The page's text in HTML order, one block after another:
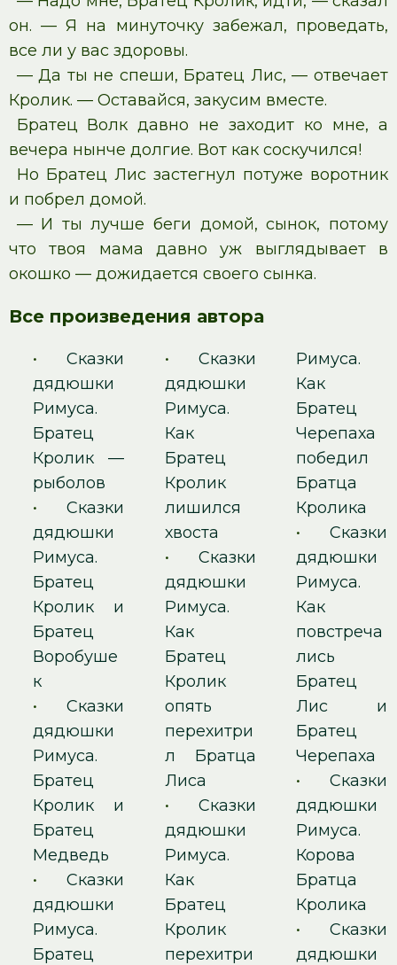
он. — Я на минуточку забежал, проведать,
все ли у вас здоровы.
— Да ты не спеши, Братец Лис, — отвечает
Кролик. — Оставайся, закусим вместе.
Братец Волк давно не заходит ко мне, а
вечера нынче долгие. Вот как соскучился!
Но Братец Лис застегнул потуже воротник
и побрел домой.
— И ты лучше беги домой, сынок, потому
что твоя мама давно уж выглядывает в
окошко — дожидается своего сынка.
Все произведения автора
• Сказки
дядюшки
Римуса.
Братец
Кролик —
рыболов
• Сказки
дядюшки
Римуса.
Братец
Кролик и
Братец
Воробуше
к
• Сказки
дядюшки
Римуса.
Братец
Кролик и
Братец
Медведь
• Сказки
дядюшки
Римуса.
Братец
• Сказки
дядюшки
Римуса.
Как
Братец
Кролик
лишился
хвоста
• Сказки
дядюшки
Римуса.
Как
Братец
Кролик
опять
перехитри
л Братца
Лиса
• Сказки
дядюшки
Римуса.
Как
Братец
Кролик
перехитри
Римуса.
Как
Братец
Черепаха
победил
Братца
Кролика
•Сказки
дядюшки
Римуса.
Как
повстреча
лись
Братец
Лис и
Братец
Черепаха
•Сказки
дядюшки
Римуса.
Корова
Братца
Кролика
•Сказки
дядюшки